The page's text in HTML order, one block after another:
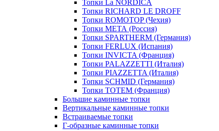
Топки La NORDICA
Топки RICHARD LE DROFF
Топки ROMOTOP (Чехия)
Топки МЕТА (Россия)
Топки SPARTHERM (Германия)
Топки FERLUX (Испания)
Топки INVICTA (Франция)
Топки PALAZZETTI (Италия)
Топки PIAZZETTA (Италия)
Топки SCHMID (Германия)
Топки TOTEM (Франция)
Большие каминные топки
Вертикальные каминные топки
Встраиваемые топки
Г-образные каминные топки